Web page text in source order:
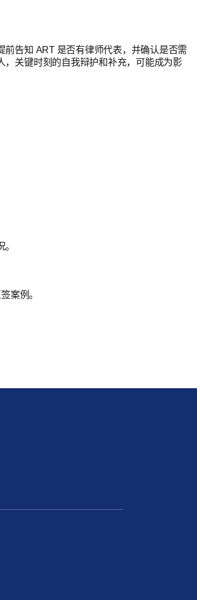
告知 ART 是否有律师代表，并确认是否需
关键时刻的自我辩护和补充，可能成为影
案例。